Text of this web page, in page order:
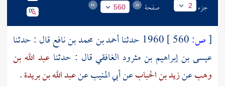
جزء 2 صفحة 560
[ص: 1960 حدثنا أحمد بن محمد بن نافعقال : حدثنا
عيسى بن إبراهيم بن مثرود الغافقيقال : حدثنا عبد الله بن
وهبعنزيد بن الحبابعنأبي المنيبعنعبد الله بن بريدة.